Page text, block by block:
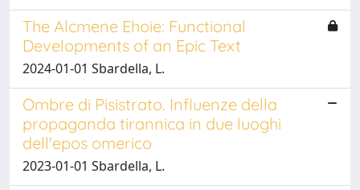
The Alcmene Ehoie: Functional
Developments of an Epic Text
2024-01-01 Sbardella, L.
Ombre di Pisistrato. Influenze della
propaganda tirannica in due luoghi
dell'epos omerico
2023-01-01 Sbardella, L.